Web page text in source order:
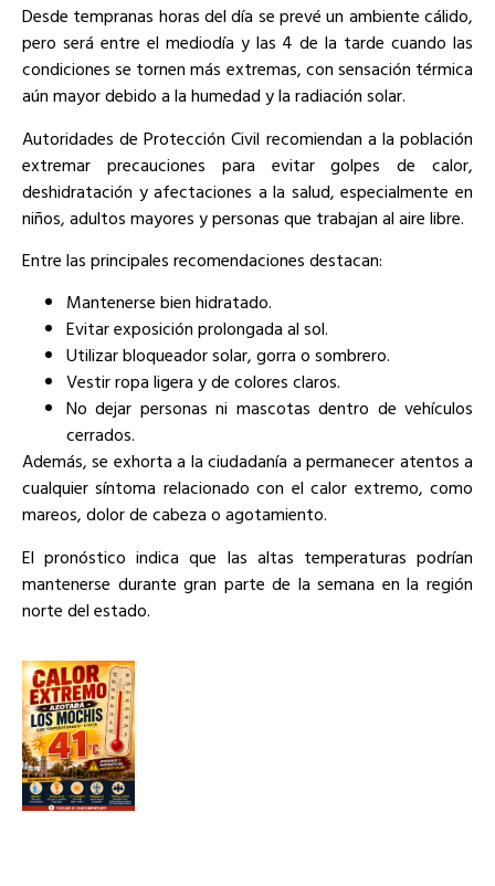
Desde tempranas horas del día se prevé un ambiente cálido,
pero será entre el mediodía y las 4 de la tarde cuando las
condiciones se tornen más extremas, con sensación térmica
aún mayor debido a la humedad y la radiación solar.
Autoridades de Protección Civil recomiendan a la población
extremar precauciones para evitar golpes de calor,
deshidratación y afectaciones a la salud, especialmente en
niños, adultos mayores y personas que trabajan al aire libre.
Entre las principales recomendaciones destacan:
Mantenerse bien hidratado.
Evitar exposición prolongada al sol.
Utilizar bloqueador solar, gorra o sombrero.
Vestir ropa ligera y de colores claros.
No dejar personas ni mascotas dentro de vehículos
cerrados.
Además, se exhorta a la ciudadanía a permanecer atentos a
cualquier síntoma relacionado con el calor extremo, como
mareos, dolor de cabeza o agotamiento.
El pronóstico indica que las altas temperaturas podrían
mantenerse durante gran parte de la semana en la región
norte del estado.